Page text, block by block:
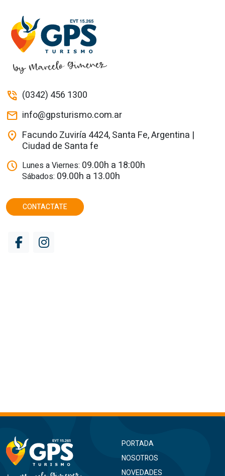
phone_in_talk (0342) 456 1300
mail info@gpsturismo.com.ar
location_on Facundo Zuviría 4424, Santa Fe, Argentina |
Ciudad de Santa fe
schedule Lunes a Viernes: 09.00h a 18:00h
Sábados: 09.00h a 13.00h
CONTACTATE
PORTADA
NOSOTROS
NOVEDADES